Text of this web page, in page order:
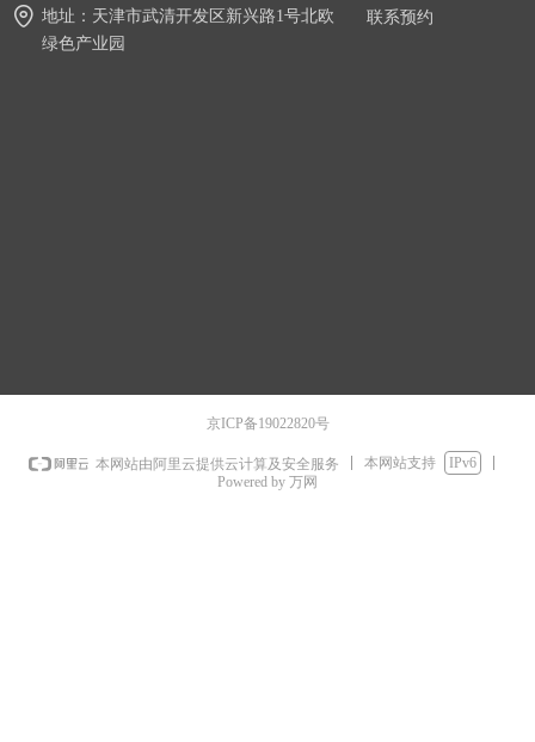
地址： 天津市武清开发区新兴路1号北欧
绿色产业园
联系预约
京ICP备19022820号
本网站由阿里云提供云计算及安全服务 本网站支持
IPv6
Powered by 万网